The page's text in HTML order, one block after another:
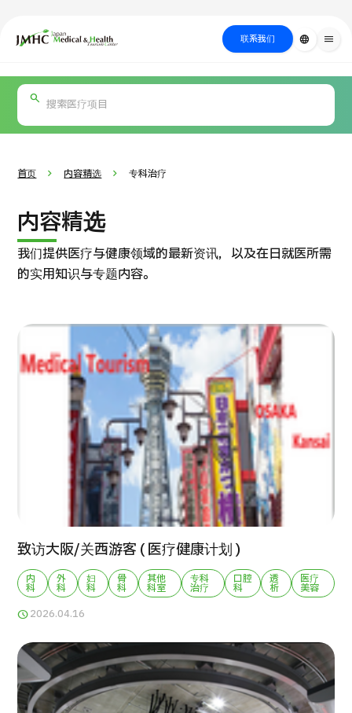
日本医疗健康雅旅中心（JMHC） 联系我们 language menu
关于日本医疗
按部位・疾
病搜索
方法搜索
医疗
关于JMHC
面向国际患者
关于日本医疗
就诊流程
医疗项目检索
PICK UP PROGRAM
国际 第二医疗意见（湘南镰仓综合医院）
治療 治療
2026.01.12
首页 内容精选 专科治疗
内容精选
我们提供医疗与健康领域的最新资讯，以及在日就医所需
的实用知识与专题内容。
致访大阪/关西游客 ( 医疗健康计划 )
内
科
外
科
妇
科
骨
科
其他
科室
专科
治疗
口腔
科
透
析
医疗
美容
2026.04.16